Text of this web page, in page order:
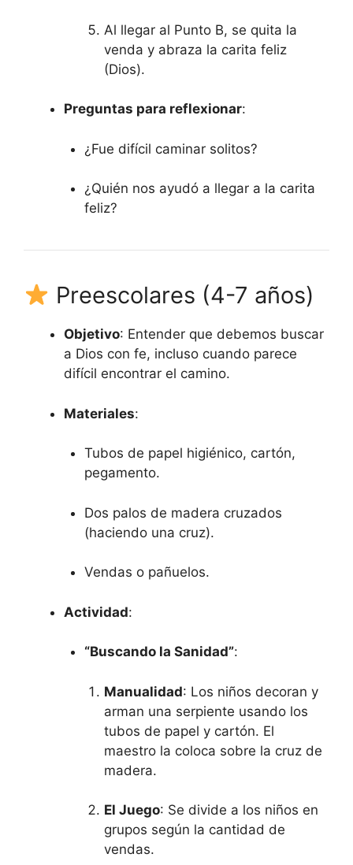
Al llegar al Punto B, se quita la
venda y abraza la carita feliz
(Dios).
Preguntas para reflexionar:
¿Fue difícil caminar solitos?
¿Quién nos ayudó a llegar a la carita
feliz?
Preescolares (4-7 años)
Objetivo: Entender que debemos buscar
a Dios con fe, incluso cuando parece
difícil encontrar el camino.
Materiales:
Tubos de papel higiénico, cartón,
pegamento.
Dos palos de madera cruzados
(haciendo una cruz).
Vendas o pañuelos.
Actividad:
“Buscando la Sanidad”:
Manualidad: Los niños decoran y
arman una serpiente usando los
tubos de papel y cartón. El
maestro la coloca sobre la cruz de
madera.
El Juego: Se divide a los niños en
grupos según la cantidad de
vendas.